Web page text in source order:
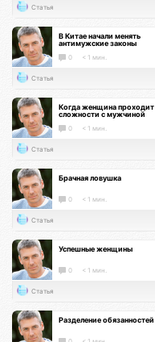
Статья
В Китае начали менять
антимужские законы
0 < 1 мин.
Статья
Когда женщина проходит
сложности с мужчиной
0 < 1 мин.
Статья
Брачная ловушка
0 < 1 мин.
Статья
Успешные женщины
0 < 1 мин.
Статья
Разделение обязанностей